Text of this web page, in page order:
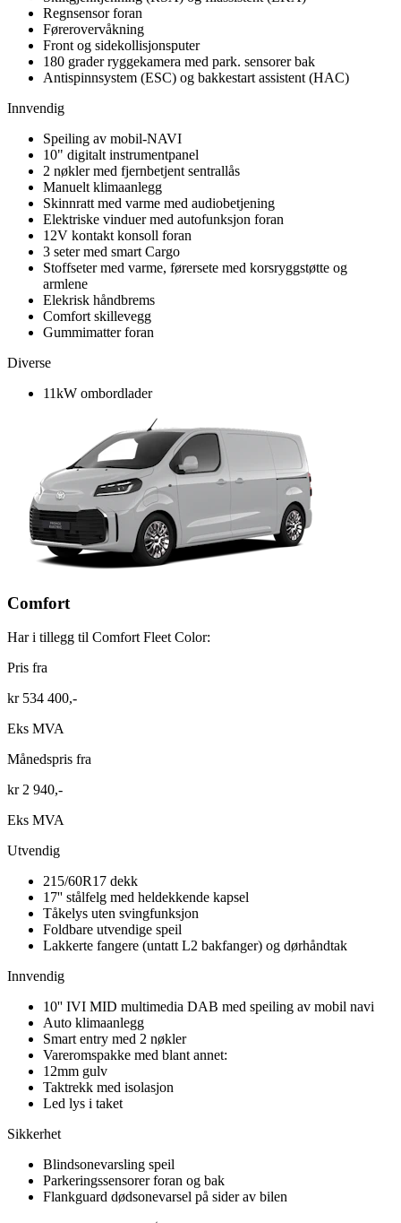
Regnsensor foran
Førerovervåkning
Front og sidekollisjonsputer
180 grader ryggekamera med park. sensorer bak
Antispinnsystem (ESC) og bakkestart assistent (HAC)
Innvendig
Speiling av mobil-NAVI
10" digitalt instrumentpanel
2 nøkler med fjernbetjent sentrallås
Manuelt klimaanlegg
Skinnratt med varme med audiobetjening
Elektriske vinduer med autofunksjon foran
12V kontakt konsoll foran
3 seter med smart Cargo
Stoffseter med varme, førersete med korsryggstøtte og
armlene
Elekrisk håndbrems
Comfort skillevegg
Gummimatter foran
Diverse
11kW ombordlader
Comfort
Har i tillegg til Comfort Fleet Color:
Pris fra
kr 534 400,-
Eks MVA
Månedspris fra
kr 2 940,-
Eks MVA
Utvendig
215/60R17 dekk
17'' stålfelg med heldekkende kapsel
Tåkelys uten svingfunksjon
Foldbare utvendige speil
Lakkerte fangere (untatt L2 bakfanger) og dørhåndtak
Innvendig
10'' IVI MID multimedia DAB med speiling av mobil navi
Auto klimaanlegg
Smart entry med 2 nøkler
Vareromspakke med blant annet:
12mm gulv
Taktrekk med isolasjon
Led lys i taket
Sikkerhet
Blindsonevarsling speil
Parkeringssensorer foran og bak
Flankguard dødsonevarsel på sider av bilen